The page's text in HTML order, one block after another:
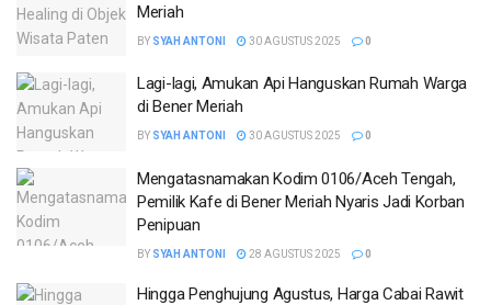
Meriah
BY SYAH ANTONI 30 AGUSTUS 2025 0
Lagi-lagi, Amukan Api Hanguskan Rumah Warga
di Bener Meriah
BY SYAH ANTONI 30 AGUSTUS 2025 0
Mengatasnamakan Kodim 0106/Aceh Tengah,
Pemilik Kafe di Bener Meriah Nyaris Jadi Korban
Penipuan
BY SYAH ANTONI 28 AGUSTUS 2025 0
Hingga Penghujung Agustus, Harga Cabai Rawit